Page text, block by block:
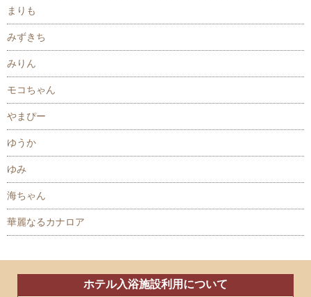
まりも
みずきち
みりん
モコちゃん
やまぴー
ゆうか
ゆみ
海ちゃん
華麗なるカナロア
ホテル入浴施設利用について